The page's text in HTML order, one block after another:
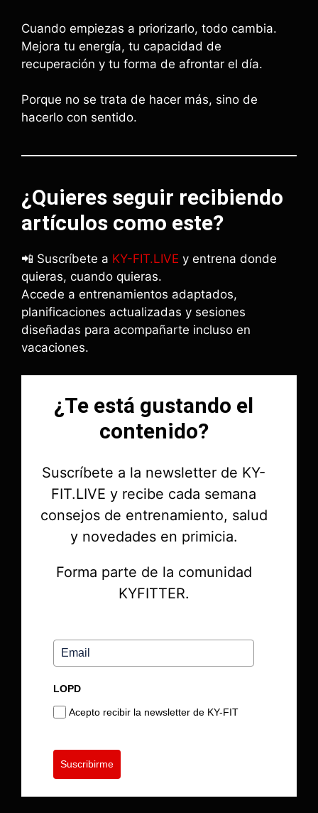
Cuando empiezas a priorizarlo, todo cambia.
Mejora tu energía, tu capacidad de
recuperación y tu forma de afrontar el día.
Porque no se trata de hacer más, sino de
hacerlo con sentido.
¿Quieres seguir recibiendo
artículos como este?
📲 Suscríbete a KY-FIT.LIVE y entrena donde
quieras, cuando quieras.
Accede a entrenamientos adaptados,
planificaciones actualizadas y sesiones
diseñadas para acompañarte incluso en
vacaciones.
¿Te está gustando el
contenido?
Suscríbete a la newsletter de KY-
FIT.LIVE y recibe cada semana
consejos de entrenamiento, salud
y novedades en primicia.
Forma parte de la comunidad
KYFITTER.
LOPD
Acepto recibir la newsletter de KY-FIT
Suscribirme